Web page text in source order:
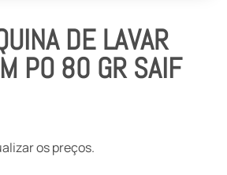
DE LAVAR
PO 80 GR SAIF
os preços.